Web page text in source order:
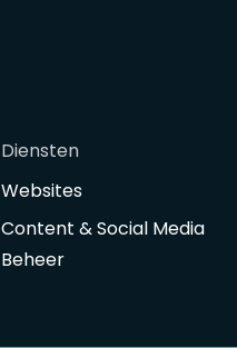
Diensten
Websites
Content & Social Media
Beheer